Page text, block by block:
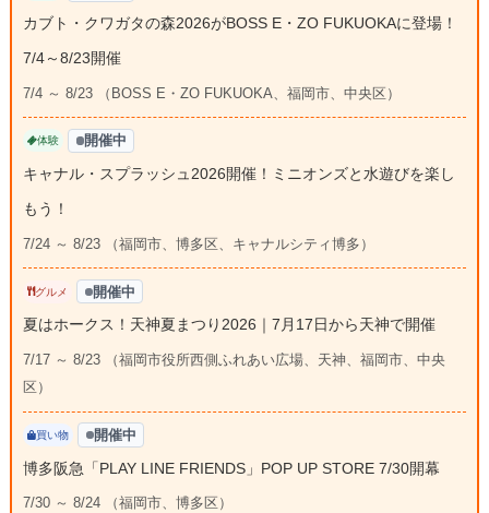
カブト・クワガタの森2026がBOSS E・ZO FUKUOKAに登場！
7/4～8/23開催
7/4 ～ 8/23 （BOSS E・ZO FUKUOKA、福岡市、中央区）
体験 開催中
キャナル・スプラッシュ2026開催！ミニオンズと水遊びを楽し
もう！
7/24 ～ 8/23 （福岡市、博多区、キャナルシティ博多）
グルメ 開催中
夏はホークス！天神夏まつり2026｜7月17日から天神で開催
7/17 ～ 8/23 （福岡市役所西側ふれあい広場、天神、福岡市、中央
区）
買い物 開催中
博多阪急「PLAY LINE FRIENDS」POP UP STORE 7/30開幕
7/30 ～ 8/24 （福岡市、博多区）